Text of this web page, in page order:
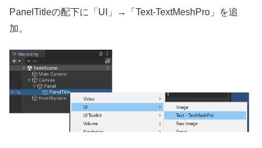
PanelTitleの配下に「UI」→「Text-TextMeshPro」を追
加。